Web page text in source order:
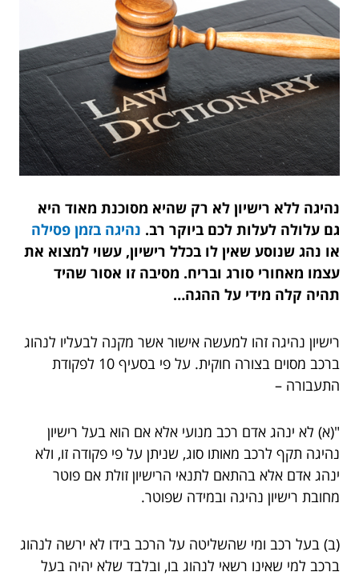
נהיגה ללא רישיון לא רק שהיא מסוכנת מאוד היא
גם עלולה לעלות לכם ביוקר רב. נהיגה בזמן פסילה
או נהג שנוסע שאין לו בכלל רישיון, עשוי למצוא את
עצמו מאחורי סורג ובריח. מסיבה זו אסור שהיד
תהיה קלה מידי על ההגה…
רישיון נהיגה זהו למעשה אישור אשר מקנה לבעליו לנהוג
ברכב מסוים בצורה חוקית. על פי בסעיף 10 לפקודת
התעבורה –
"(א) לא ינהג אדם רכב מנועי אלא אם הוא בעל רישיון
נהיגה תקף לרכב מאותו סוג, שניתן על פי פקודה זו, ולא
ינהג אדם אלא בהתאם לתנאי הרישיון זולת אם פוטר
מחובת רישיון נהיגה ובמידה שפוטר.
(ב) בעל רכב ומי שהשליטה על הרכב בידו לא ירשה לנהוג
ברכב למי שאינו רשאי לנהוג בו, ובלבד שלא יהיה בעל